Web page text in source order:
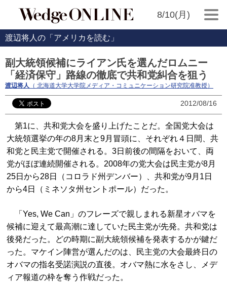
8/10(月)
渡辺将人の「アメリカを読む」
副大統領候補にライアン氏を選んだロムニー
「経済保守」路線の徹底で共和党糾合を狙う
渡辺将人 （ 北海道大学大学院メディア・コミュニケーション研究院准教授）
2012/08/16
第1に、共和党大会を盛り上げたことだ。全国党大会は
大統領選挙の年の8月末と9月冒頭に、それぞれ４日間、共
和党と民主党で開催される。3日前後の間隔をおいて、両
党がほぼ連続開催される。2008年の党大会は民主党が8月
25日から28日（コロラド州デンバー）、共和党が9月1日
から4日（ミネソタ州セントポール）だった。
「Yes, We Can」のフレーズで親しまれる新星オバマを
候補に迎えて最高潮に達していた民主党が先発。共和党は
後発だった。どの時期に副大統領候補を発表するかが鍵だ
った。マケイン陣営が選んだのは、民主党の大会最終日の
オバマの指名受諾演説の直後。オバマ熱に水をさし、メデ
ィア報道の枠を奪う作戦だった。